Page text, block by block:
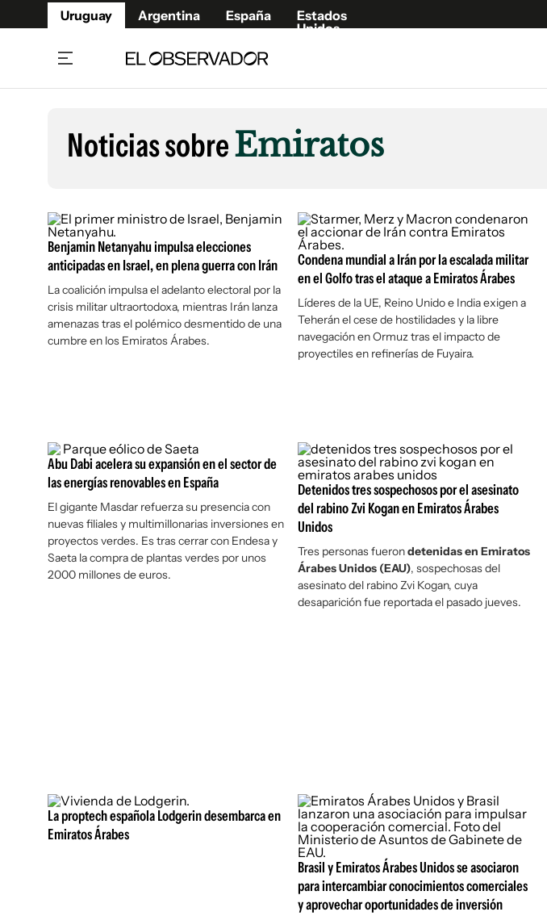
Uruguay Argentina España
Estados
Unidos
Beneficios Member
Café y Negocios
Economía y Empresas
Agro
Brand Studio
Mundo
Cultura y Espectáculos
Fúnebres
Publicaciones
Newsletters
Argentina
España
Estados Unidos
Noticias sobreEmiratos
Benjamin Netanyahu impulsa elecciones
anticipadas en Israel, en plena guerra con Irán
La coalición impulsa el adelanto electoral por la
crisis militar ultraortodoxa, mientras Irán lanza
amenazas tras el polémico desmentido de una
cumbre en los Emiratos Árabes.
Condena mundial a Irán por la escalada militar
en el Golfo tras el ataque a Emiratos Árabes
Líderes de la UE, Reino Unido e India exigen a
Teherán el cese de hostilidades y la libre
navegación en Ormuz tras el impacto de
proyectiles en refinerías de Fuyaira.
Abu Dabi acelera su expansión en el sector de
las energías renovables en España
El gigante Masdar refuerza su presencia con
nuevas filiales y multimillonarias inversiones en
proyectos verdes. Es tras cerrar con Endesa y
Saeta la compra de plantas verdes por unos
2000 millones de euros.
Detenidos tres sospechosos por el asesinato
del rabino Zvi Kogan en Emiratos Árabes
Unidos
Tres personas fuerondetenidas en Emiratos
Árabes Unidos (EAU), sospechosas del
asesinato del rabino Zvi Kogan, cuya
desaparición fue reportada el pasado jueves.
La proptech española Lodgerin desembarca en
Emiratos Árabes
Brasil y Emiratos Árabes Unidos se asociaron
para intercambiar conocimientos comerciales
y aprovechar oportunidades de inversión